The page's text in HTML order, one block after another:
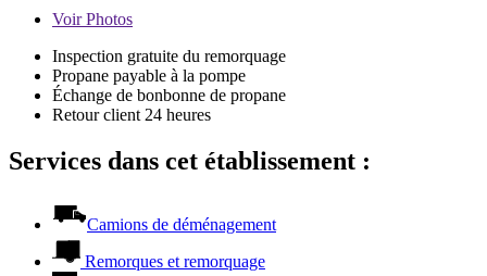
VoirPhotos
Inspection gratuite du remorquage
Propane payable à la pompe
Échange de bonbonne de propane
Retour client 24 heures
Services dans cet établissement :
Camions de déménagement
Remorques et remorquage